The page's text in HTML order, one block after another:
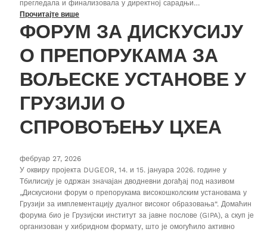
прегледала и финализовала у директној сарадњи…
Прочитајте више
ФОРУМ ЗА ДИСКУСИЈУ
О ПРЕПОРУКАМА ЗА
ВОЉЕСКЕ УСТАНОВЕ У
ГРУЗИЈИ О
СПРОВОЂЕЊУ ЦХЕА
фебруар 27, 2026
У оквиру пројекта DUGEOR, 14. и 15. јануара 2026. године у
Тбилисију је одржан значајан дводневни догађај под називом
„Дискусиони форум о препорукама високошколским установама у
Грузији за имплементацију дуалног високог образовања“. Домаћин
форума био је Грузијски институт за јавне послове (GIPA), а скуп је
организован у хибридном формату, што је омогућило активно